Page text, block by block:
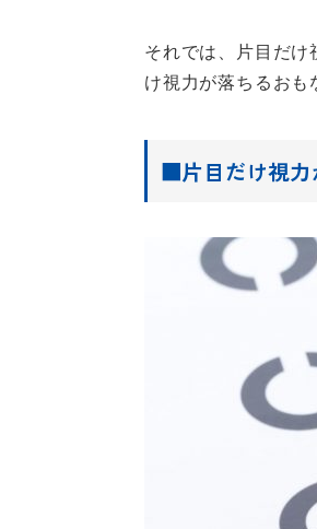
それでは、片目だ
け視力が落ちるおも
■片目だけ視力